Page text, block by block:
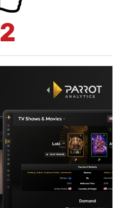
2